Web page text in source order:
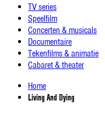
TV series
Speelfilm
Concerten & musicals
Documentaire
Tekenfilms & animatie
Cabaret & theater
Home
Living And Dying